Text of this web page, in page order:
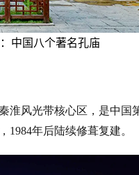
淮风光带核心区，是中国
1984年后陆续修葺复建。